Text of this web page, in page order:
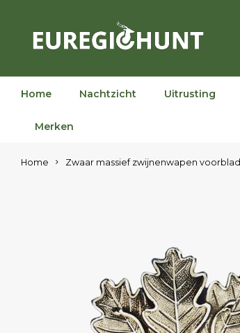
Home Nachtzicht Uitrusting
Merken
Home Zwaar massief zwijnenwapen voorblad